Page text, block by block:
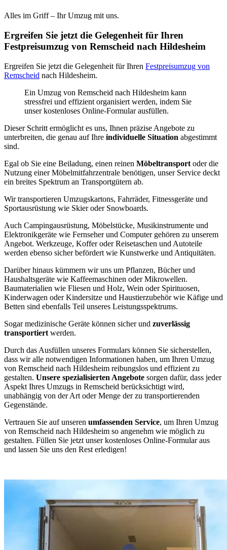
Alles im Griff – Ihr Umzug mit uns.
Ergreifen Sie jetzt die Gelegenheit für Ihren
Festpreisumzug von Remscheid nach Hildesheim
Ergreifen Sie jetzt die Gelegenheit für Ihren Festpreisumzug von
Remscheid nach Hildesheim.
Ein Umzug von Remscheid nach Hildesheim kann
stressfrei und effizient organisiert werden, indem Sie
unser kostenloses Online-Formular ausfüllen.
Dieser Schritt ermöglicht es uns, Ihnen präzise Angebote zu
unterbreiten, die genau auf Ihre individuelle Situation abgestimmt
sind.
Egal ob Sie eine Beiladung, einen reinen Möbeltransport oder die
Nutzung einer Möbelmitfahrzentrale benötigen, unser Service deckt
ein breites Spektrum an Transportgütern ab.
Wir transportieren Umzugskartons, Fahrräder, Fitnessgeräte und
Sportausrüstung wie Skier oder Snowboards.
Auch Campingausrüstung, Möbelstücke, Musikinstrumente und
Elektronikgeräte wie Fernseher und Computer gehören zu unserem
Angebot. Werkzeuge, Koffer oder Reisetaschen und Autoteile
werden ebenso sicher befördert wie Kunstwerke und Antiquitäten.
Darüber hinaus kümmern wir uns um Pflanzen, Bücher und
Haushaltsgeräte wie Kaffeemaschinen oder Mikrowellen.
Baumaterialien wie Fliesen und Holz, Wein oder Spirituosen,
Kinderwagen oder Kindersitze und Haustierzubehör wie Käfige und
Betten sind ebenfalls Teil unseres Leistungsspektrums.
Sogar medizinische Geräte können sicher und zuverlässig
transportiert werden.
Durch das Ausfüllen unseres Formulars können Sie sicherstellen,
dass wir alle notwendigen Informationen haben, um Ihren Umzug
von Remscheid nach Hildesheim reibungslos und effizient zu
gestalten. Unsere spezialisierten Angebote sorgen dafür, dass jeder
Aspekt Ihres Umzugs in Remscheid berücksichtigt wird,
unabhängig von der Art oder Menge der zu transportierenden
Gegenstände.
Vertrauen Sie auf unseren umfassenden Service, um Ihren Umzug
von Remscheid nach Hildesheim so angenehm wie möglich zu
gestalten. Füllen Sie jetzt unser kostenloses Online-Formular aus
und lassen Sie uns den Rest erledigen!